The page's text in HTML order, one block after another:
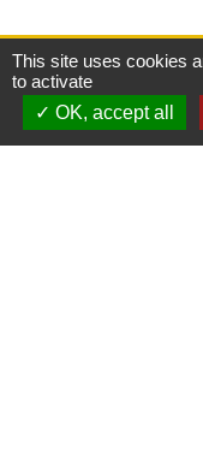
This site uses cookies
to activate
OK, accept all